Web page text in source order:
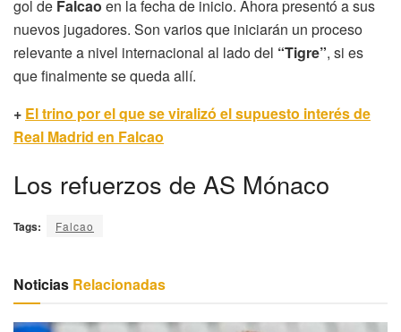
gol de Falcao en la fecha de inicio. Ahora presentó a sus
nuevos jugadores. Son varios que iniciarán un proceso
relevante a nivel internacional al lado del “Tigre”, si es
que finalmente se queda allí.
+ El trino por el que se viralizó el supuesto interés de
Real Madrid en Falcao
Los refuerzos de AS Mónaco
Tags: Falcao
Noticias Relacionadas